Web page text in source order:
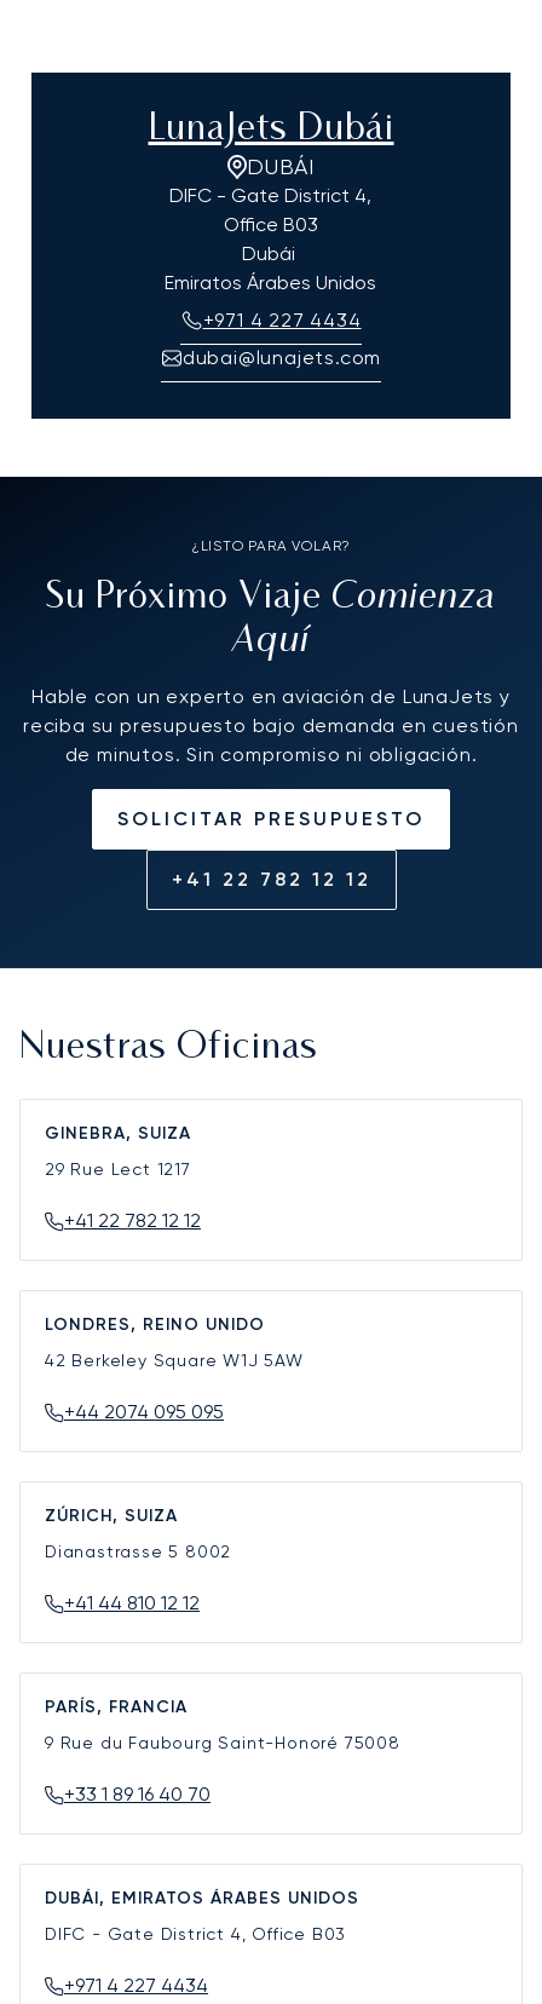
LunaJets Dubái
DUBÁI
DIFC - Gate District 4,
Office B03
Dubái
Emiratos Árabes Unidos
+971 4 227 4434
dubai@lunajets.com
¿LISTO PARA VOLAR?
Su Próximo Viaje Comienza
Aquí
Hable con un experto en aviación de LunaJets y
reciba su presupuesto bajo demanda en cuestión
de minutos. Sin compromiso ni obligación.
SOLICITAR PRESUPUESTO
+41 22 782 12 12
Nuestras Oficinas
GINEBRA, SUIZA
29 Rue Lect 1217
+41 22 782 12 12
LONDRES, REINO UNIDO
42 Berkeley SquareW1J 5AW
+44 2074 095 095
ZÚRICH, SUIZA
Dianastrasse 5 8002
+41 44 810 12 12
PARÍS, FRANCIA
9 Rue du Faubourg Saint-Honoré 75008
+33 1 89 16 40 70
DUBÁI, EMIRATOS ÁRABES UNIDOS
DIFC - Gate District 4, Office B03
+971 4 227 4434